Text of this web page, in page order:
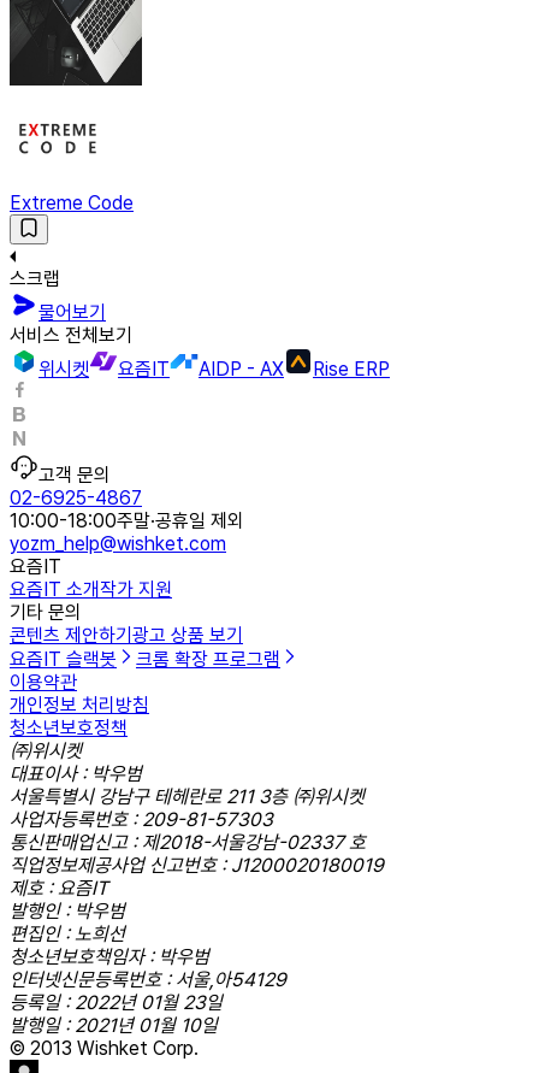
Extreme Code
스크랩
물어보기
서비스 전체보기
위시켓
요즘IT AIDP - AX Rise ERP
고객 문의
02-6925-4867
10:00-18:00주말·공휴일 제외
yozm_help@wishket.com
요즘IT
요즘IT 소개작가 지원
기타 문의
콘텐츠 제안하기 광고 상품 보기
요즘IT 슬랙봇
크롬 확장 프로그램
이용약관
개인정보 처리방침
청소년보호정책
㈜위시켓
대표이사 : 박우범
서울특별시 강남구 테헤란로 211 3층 ㈜위시켓
사업자등록번호 : 209-81-57303
통신판매업신고 : 제2018-서울강남-02337 호
직업정보제공사업 신고번호 : J1200020180019
제호 : 요즘IT
발행인 : 박우범
편집인 : 노희선
청소년보호책임자 : 박우범
인터넷신문등록번호 : 서울,아54129
등록일 : 2022년 01월 23일
발행일 : 2021년 01월 10일
© 2013 Wishket Corp.